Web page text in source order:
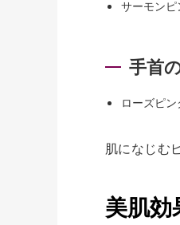
サーモン
手首
ローズピ
肌になじむ
美肌